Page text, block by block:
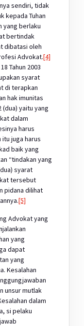
sendiri, tidak
kepada Tuhan
yang berlaku
bertindak
dibatasi oleh
Advokat.[4]
Tahun 2003
syarat
di terapkan
hak imunitas
yaitu yang
dalam
harus
juga harus
baik yang
“tindakan yang
syarat
tersebut
pidana dilihat
[5]
Advokat yang
yang
dapat
yang
Kesalahan
unsur mutlak
dalam
si pelaku